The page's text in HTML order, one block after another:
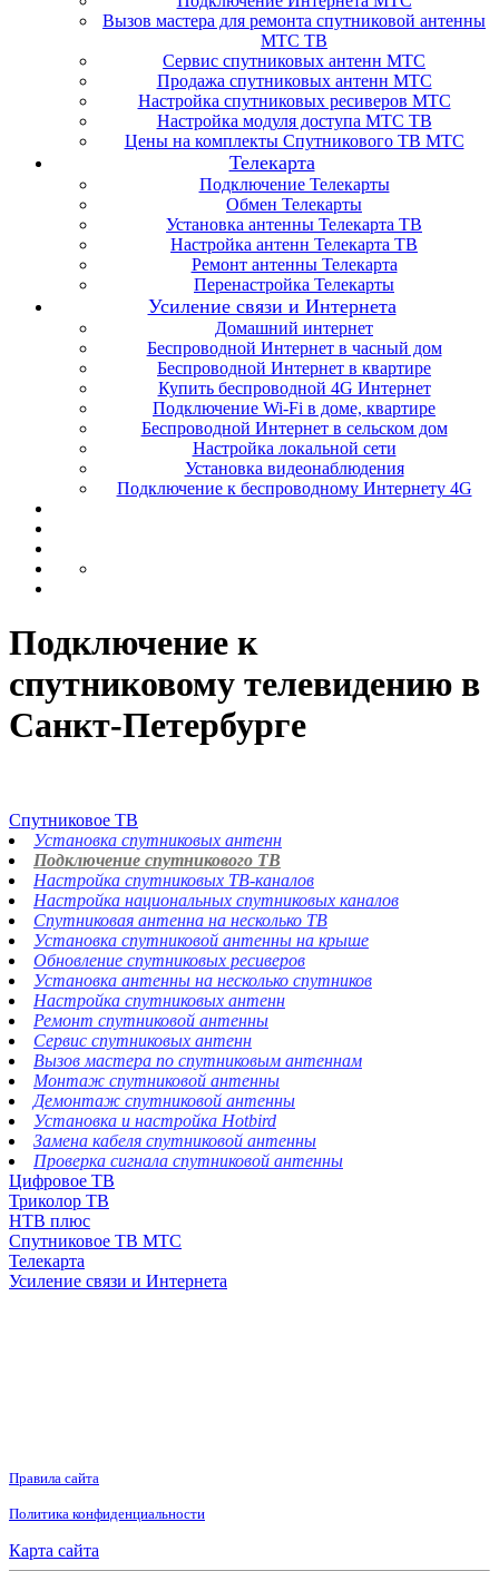
Вызов мастера для ремонта спутниковой антенны
МТС ТВ
Сервис спутниковых антенн МТС
Продажа спутниковых антенн МТС
Настройка спутниковых ресиверов МТС
Настройка модуля доступа МТС ТВ
Цены на комплекты Спутникового ТВ МТС
Телекарта
Подключение Телекарты
Обмен Телекарты
Установка антенны Телекарта ТВ
Настройка антенн Телекарта ТВ
Ремонт антенны Телекарта
Перенастройка Телекарты
Усиление связи и Интернета
Домашний интернет
Беспроводной Интернет в часный дом
Беспроводной Интернет в квартире
Купить беспроводной 4G Интернет
Подключение Wi-Fi в доме, квартире
Беспроводной Интернет в сельском дом
Настройка локальной сети
Установка видеонаблюдения
Подключение к беспроводному Интернету 4G
Подключение к
спутниковому телевидению в
Санкт-Петербурге
Спутниковое ТВ
Установка спутниковых антенн
Подключение спутникового ТВ
Настройка спутниковых ТВ-каналов
Настройка национальных спутниковых каналов
Спутниковая антенна на несколько ТВ
Установка спутниковой антенны на крыше
Обновление спутниковых ресиверов
Установка антенны на несколько спутников
Настройка спутниковых антенн
Ремонт спутниковой антенны
Сервис спутниковых антенн
Вызов мастера по спутниковым антеннам
Монтаж спутниковой антенны
Демонтаж спутниковой антенны
Установка и настройка Hotbird
Замена кабеля спутниковой антенны
Проверка сигнала спутниковой антенны
Цифровое ТВ
Триколор ТВ
НТВ плюс
Спутниковое ТВ МТС
Телекарта
Усиление связи и Интернета
Правила сайта
Политика конфиденциальности
Карта сайта